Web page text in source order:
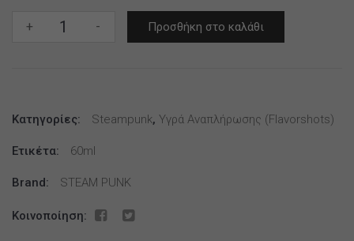
+
STEAMPUNK
ποσότητα
- Προσθήκη στο καλάθι
Κατηγορίες: Steampunk, Υγρά Αναπλήρωσης (flavorshots)
Ετικέτα: 60ml
Brand: STEAM PUNK
Κοινοποίηση: